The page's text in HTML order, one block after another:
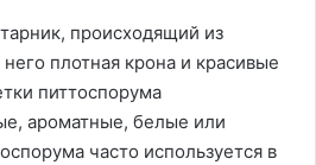
происходящий из
плотная крона и красивые
питтоспорума
ароматные, белые или
часто используется в